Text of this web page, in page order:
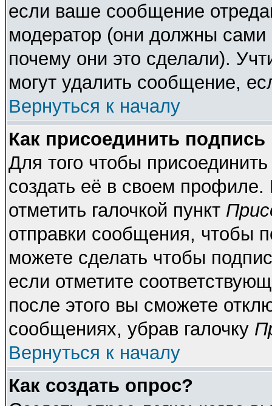
если ваше сообщение
модератор (они должны сами
почему они это сделали).
могут удалить сообщение,
Вернуться к началу
Как присоединить
Для того чтобы
создать её в своем
отметить галочкой пункт
отправки сообщения, чтобы
можете сделать чтобы
если отметите
после этого вы сможете
сообщениях, убрав галочку
Вернуться к началу
Как создать опрос?